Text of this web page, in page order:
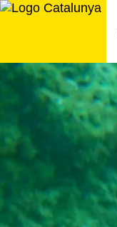
Saltar